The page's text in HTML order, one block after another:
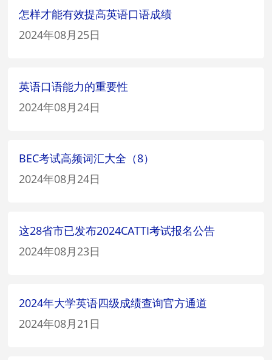
怎样才能有效提高英语口语成绩
2024年08月25日
英语口语能力的重要性
2024年08月24日
BEC考试高频词汇大全（8）
2024年08月24日
这28省市已发布2024CATTI考试报名公告
2024年08月23日
2024年大学英语四级成绩查询官方通道
2024年08月21日